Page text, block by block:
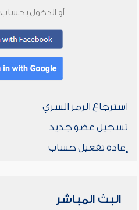
أو الدخول بحساب
استرجاع الرمز السري
تسجيل عضو جديد
إعادة تفعيل حساب
البث المباشر